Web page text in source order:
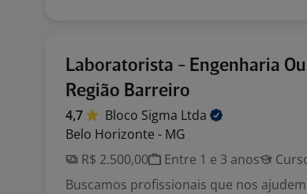
Laboratorista - Engenharia
Região Barreiro
4,7 Bloco Sigma Ltda
Belo Horizonte - MG
R$ 2.500,00
Entre 1 e 3 anos
Buscamos profissionais que nos